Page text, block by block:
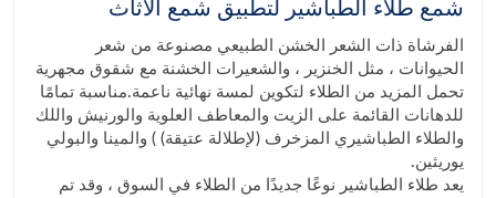
شمع طلاء الطباشير لتطبيق شمع الأثاث
الفرشاة ذات الشعر الخشن الطبيعي مصنوعة من شعر
الحيوانات ، مثل الخنزير ، والشعيرات الخشنة مع شقوق مجهرية
تحمل المزيد من الطلاء لتكوين لمسة نهائية ناعمة.مناسبة تمامًا
للدهانات القائمة على الزيت والمعاطف العلوية والورنيش واللك
والطلاء الطباشيري المزخرف (لإطلالة عتيقة) ) والمينا والبولي
يوريثين.
يعد طلاء الطباشير نوعًا جديدًا من الطلاء في السوق ، وقد تم